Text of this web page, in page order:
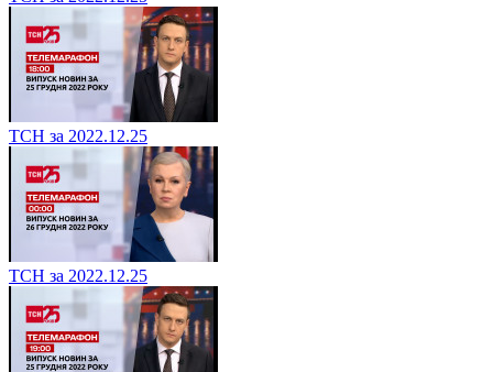
ТСН за 2022.12.25
ТСН за 2022.12.25